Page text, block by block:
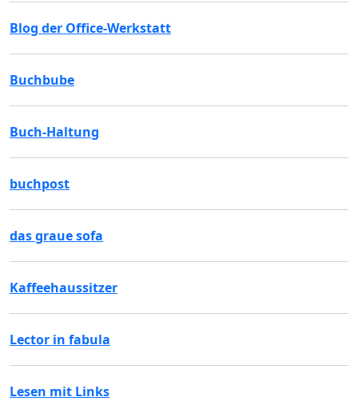
Blog der Office-Werkstatt
Buchbube
Buch-Haltung
buchpost
das graue sofa
Kaffeehaussitzer
Lector in fabula
Lesen mit Links